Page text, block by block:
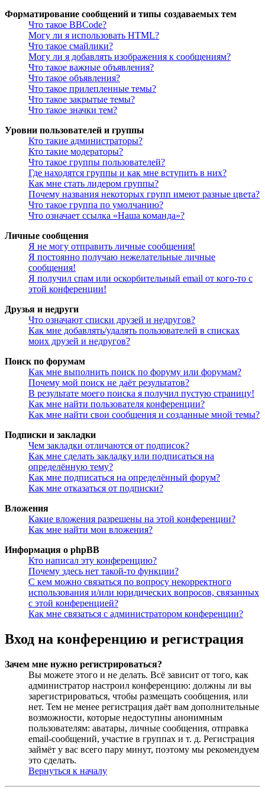
Форматирование сообщений и типы создаваемых тем
Что такое BBCode?
Могу ли я использовать HTML?
Что такое смайлики?
Могу ли я добавлять изображения к сообщениям?
Что такое важные объявления?
Что такое объявления?
Что такое прилепленные темы?
Что такое закрытые темы?
Что такое значки тем?
Уровни пользователей и группы
Кто такие администраторы?
Кто такие модераторы?
Что такое группы пользователей?
Где находятся группы и как мне вступить в них?
Как мне стать лидером группы?
Почему названия некоторых групп имеют разные цвета?
Что такое группа по умолчанию?
Что означает ссылка «Наша команда»?
Личные сообщения
Я не могу отправить личные сообщения!
Я постоянно получаю нежелательные личные
сообщения!
Я получил спам или оскорбительный email от кого-то с
этой конференции!
Друзья и недруги
Что означают списки друзей и недругов?
Как мне добавлять/удалять пользователей в списках
моих друзей и недругов?
Поиск по форумам
Как мне выполнить поиск по форуму или форумам?
Почему мой поиск не даёт результатов?
В результате моего поиска я получил пустую страницу!
Как мне найти пользователя конференции?
Как мне найти свои сообщения и созданные мной темы?
Подписки и закладки
Чем закладки отличаются от подписок?
Как мне сделать закладку или подписаться на
определённую тему?
Как мне подписаться на определённый форум?
Как мне отказаться от подписки?
Вложения
Какие вложения разрешены на этой конференции?
Как мне найти мои вложения?
Информация о phpBB
Кто написал эту конференцию?
Почему здесь нет такой-то функции?
С кем можно связаться по вопросу некорректного
использования и/или юридических вопросов, связанных
с этой конференцией?
Как мне связаться с администратором конференции?
Вход на конференцию и регистрация
Зачем мне нужно регистрироваться?
Вы можете этого и не делать. Всё зависит от того, как
администратор настроил конференцию: должны ли вы
зарегистрироваться, чтобы размещать сообщения, или
нет. Тем не менее регистрация даёт вам дополнительные
возможности, которые недоступны анонимным
пользователям: аватары, личные сообщения, отправка
email-сообщений, участие в группах и т. д. Регистрация
займёт у вас всего пару минут, поэтому мы рекомендуем
это сделать.
Вернуться к началу